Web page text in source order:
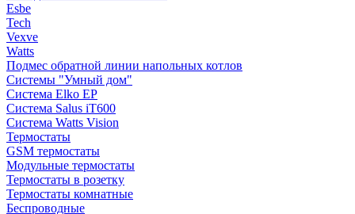
Esbe
Tech
Vexve
Watts
Подмес обратной линии напольных котлов
Системы "Умный дом"
Система Elko EP
Система Salus iT600
Система Watts Vision
Термостаты
GSM термостаты
Модульные термостаты
Термостаты в розетку
Термостаты комнатные
Беспроводные